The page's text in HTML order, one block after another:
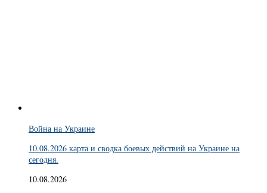
Война на Украине
10.08.2026 карта и сводка боевых действий на Украине на
сегодня.
10.08.2026